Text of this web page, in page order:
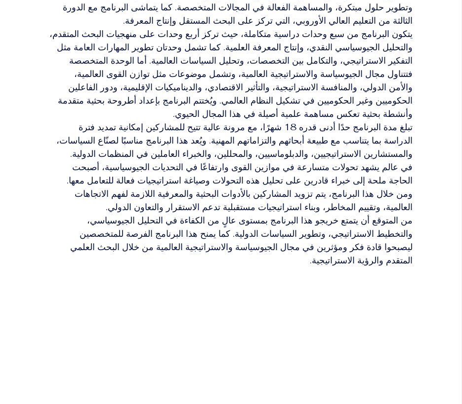
وتطوير حلول مبتكرة، والمساهمة الفعالة في المجالات المتخصصة. كما يتماشى البرنامج مع الدورة
الثالثة من التعليم العالي الأوروبي، التي تركز على البحث المستقل وإنتاج المعرفة.
يتكون البرنامج من سبع وحدات دراسية متكاملة، حيث تركز أربع وحدات على منهجيات البحث المتقدم،
والتحليل الجيوسياسي النقدي، وإنتاج المعرفة العلمية. كما تشمل وحدتان تطوير المهارات العامة مثل
التفكير الاستراتيجي، والتكامل بين التخصصات، وتحليل السياسات العالمية. أما الوحدة المتخصصة
فتتناول مجال الجيوسياسة والاستراتيجية العالمية، وتشمل موضوعات مثل توازن القوى العالمية،
والأمن الدولي، والمنافسة الاستراتيجية، والتأثير الاقتصادي، والديناميكيات الإقليمية، ودور الفاعلين
الحكوميين وغير الحكوميين في تشكيل النظام العالمي. ويُختتم البرنامج بإعداد أطروحة بحثية متقدمة
وأنشطة بحثية تعكس مساهمة علمية أصيلة في هذا المجال الحيوي.
تبلغ مدة البرنامج حدًا أدنى قدره 18 شهرًا، مع مرونة عالية تتيح للمشاركين إمكانية تمديد فترة
الدراسة بما يتناسب مع طبيعة أبحاثهم والتزاماتهم المهنية. ويُعد هذا البرنامج مناسبًا لصنّاع السياسات،
والمستشارين الاستراتيجيين، والدبلوماسيين، والمحللين، والخبراء العاملين في المنظمات الدولية.
في عالم يشهد تحولات متسارعة في موازين القوى وارتفاعًا في التحديات الجيوسياسية، أصبحت
الحاجة ملحة إلى خبراء قادرين على تحليل هذه التحولات وصياغة استراتيجيات فعالة للتعامل معها.
ومن خلال هذا البرنامج، يتم تزويد المشاركين بالأدوات البحثية والمعرفية اللازمة لفهم الاتجاهات
العالمية، وتقييم المخاطر، وبناء استراتيجيات مستقبلية تدعم الاستقرار والتعاون الدولي.
من المتوقع أن يتمتع خريجو هذا البرنامج بمستوى عالٍ من الكفاءة في التحليل الجيوسياسي،
والتخطيط الاستراتيجي، وتطوير السياسات الدولية. كما يمنح هذا البرنامج الفرصة للمتخصصين
ليصبحوا قادة فكر ومؤثرين في مجال الجيوسياسة والاستراتيجية العالمية من خلال البحث العلمي
المتقدم والرؤية الاستراتيجية.